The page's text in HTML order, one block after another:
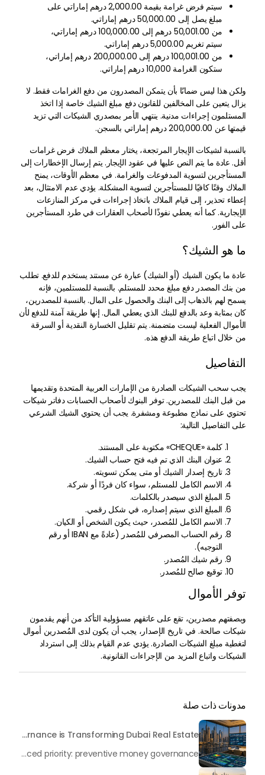
سيتم فرض غرامة بقيمة 2,000.00 درهم إماراتي على
مبلغ يصل إلى 50,000.00 درهم إماراتي.
من 50,001.00 درهم إلى 100,000.00 درهم إماراتي،
سيتم تغريم 5,000.00 درهم إماراتي.
من 100,001.00 درهم إلى 200,000.00 درهم إماراتي،
ستكون الغرامة 10,000 درهم إماراتي.
ولكن هذا ليس ضمانًا بأن يتمكن المصدرون من دفع الغرامات فقط. لا
يزال يتعين على المخالفين للقانون دفع مبلغ الشيك خاصة إذا اتخذ
المستلمون إجراءات مدنية. ينتهي الأمر بمصدري الشيكات التي تزيد
قيمتها عن 200,000.00 درهم إماراتي بالسجن.
بالنسبة لشيكات الإيجار المرتجعة، يختار معظم الملاك فرض غرامات
أقل. عادة ما يتم النص عليها في عقود الإيجار. يتم إرسال الإخطارات إلى
المستأجرين لتسوية المدفوعات والغرامة. في معظم الأوقات، يمنح
الملاك وقتًا كافيًا للمستأجرين لتسوية المشكلة. يؤدي عدم الامتثال، بعد
إعطاء تحذير، إلى قيام الملاك باتخاذ إجراءات في مركز المنازعات
الإيجارية. كما أنه يعطي نفوذًا لأصحاب العقارات في طرد المستأجرين
على الفور.
ما هو الشيك؟
عادة ما يكون الشيك (أو الشيك) عبارة عن مستند يستخدم للدفع. تطلب
من بنك المصدر دفع مبلغ محدد للمستلم. بالنسبة للمستلمين، فإنه
يسمح لهم بالذهاب إلى البنك والحصول على المال. بالنسبة للمصدرين،
كان بمثابة وعد بالدفع للبنك الذي يعطي المال. إنها طريقة آمنة للدفع لأن
الأموال الفعلية ليست متضمنة. يتم تقليل الخسارة النقدية أو السرقة
من خلال اتباع طريقة الدفع هذه.
التفاصيل
يجب سحب الشيكات الصادرة من الإمارات العربية المتحدة وتقديمها
من قبل البنك للمصدرين. توفر البنوك لأصحاب الحسابات دفاتر شيكات
تحتوي على نماذج مطبوعة ومشفرة. يجب أن يحتوي الشيك الشرعي
على التفاصيل التالية:
كلمة «CHEQUE» مكتوبة على المستند.
عنوان البنك الذي تم فيه فتح حساب الشيك.
تاريخ إصدار الشيك أو متى يمكن تسويته.
الاسم الكامل للمستلم، سواء كان فردًا أو شركة.
المبلغ الذي سيصدر بالكلمات.
المبلغ الذي سيتم إصداره، في شكل رقمي.
الاسم الكامل للمُصدر، حيث يكون الشخص أو الكيان.
رقم الحساب المصرفي للمُصدر (عادةً مع IBAN أو رقم
التوجيه).
رقم شيك المُصدر.
توقيع صالح للمُصدر.
توفر الأموال
وبصفتهم مصدرين، تقع على عاتقهم مسؤولية التأكد من أنهم يقدمون
شيكات صالحة. في تاريخ الإصدار، يجب أن يكون لدى المُصدرين أموال
لتغطية مبلغ الشيكات الصادرة. يؤدي عدم القيام بذلك إلى استرداد
الشيكات واتباع المزيد من الإجراءات القانونية.
مدونات ذات صلة
Beyond Maintenance: How Preventive Money Governance is Transforming Dubai Real Estate
In the rapidly changing milieu of Dubai's real estate sector, the year 2026 has triggered a substantial change in baggage handling practices. We have progressed beyond time when asset handling is simply a matter of "repairing leaks" or "accumulating bills". Currently, prudent businesses, builders and residents expect a more enhanced priority: preventive money governance.